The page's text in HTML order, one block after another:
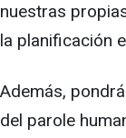
nuestras
la planificación
Además,
del parole